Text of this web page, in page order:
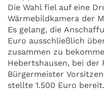
Die Wahl fiel auf eine
Wärmebildkamera der
Es gelang, die
Euro ausschließlich
zusammen zu
Hebertshausen, bei der
Bürgermeister
stellte 1.500 Euro